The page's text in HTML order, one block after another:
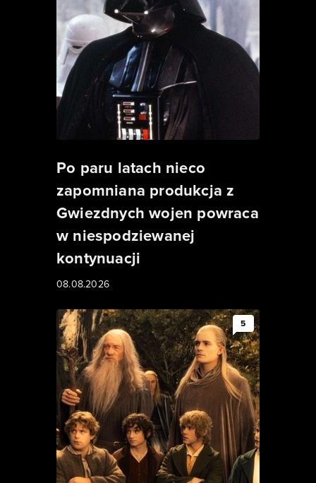
Po paru latach nieco
zapomniana produkcja z
Gwiezdnych wojen powraca
w niespodziewanej
kontynuacji
08.08.2026
5